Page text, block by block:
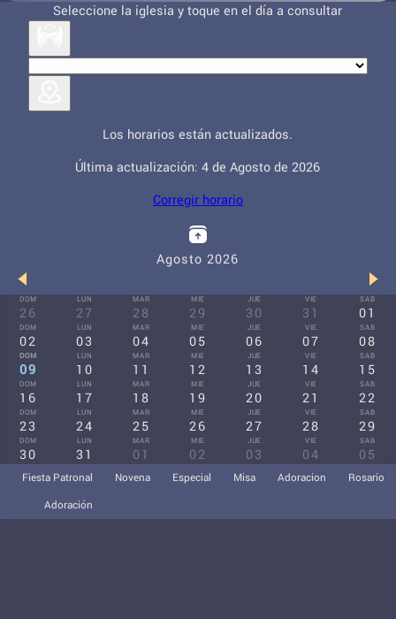
Seleccione la iglesia y toque en el día a consultar
Los horarios están actualizados.
Última actualización: 4 de Agosto de 2026
Corregir horario
Agosto 2026
DOM
26
LUN
27
MAR
28
MIE
29
JUE
30
VIE
31
SAB
01
DOM
02
LUN
03
MAR
04
MIE
05
JUE
06
VIE
07
SAB
08
DOM
09
LUN
10
MAR
11
MIE
12
JUE
13
VIE
14
SAB
15
DOM
16
LUN
17
MAR
18
MIE
19
JUE
20
VIE
21
SAB
22
DOM
23
LUN
24
MAR
25
MIE
26
JUE
27
VIE
28
SAB
29
DOM
30
LUN
31
MAR
01
MIE
02
JUE
03
VIE
04
SAB
05
Fiesta Patronal Novena Especial Misa Adoracion
Rosario
Adoración